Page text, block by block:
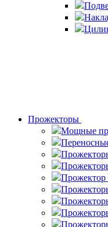
Прожекторы
Мощные
Прожектор